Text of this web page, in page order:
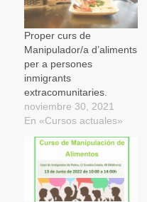
Proper curs de
Manipulador/a d’aliments
per a persones
inmigrants
extracomunitaries.
noviembre 30, 2021
En «Cursos actuales»